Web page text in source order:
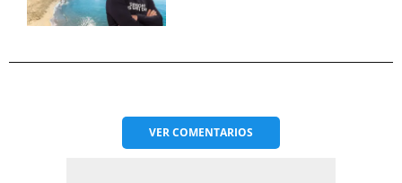
VERCOMENTARIOS